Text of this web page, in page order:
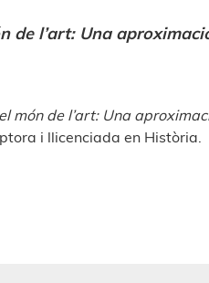
de l’art: Una
món de l’art: Una
i llicenciada en Història.